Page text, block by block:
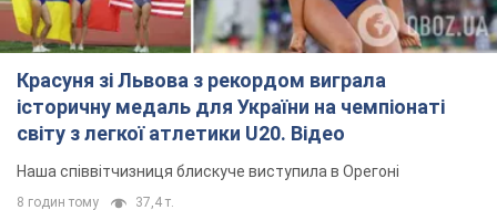
Красуня зі Львова з рекордом виграла
історичну медаль для України на чемпіонаті
світу з легкої атлетики U20. Відео
Наша співвітчизниця блискуче виступила в Орегоні
8 годин тому 37,4 т.